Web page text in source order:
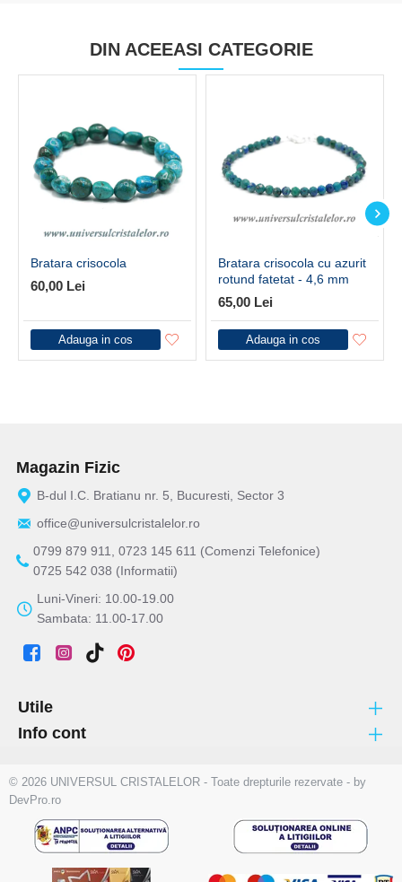
DIN ACEEASI CATEGORIE
Bratara crisocola
60,00 Lei
Adauga in cos
Bratara crisocola cu azurit
rotund fatetat - 4,6 mm
65,00 Lei
Adauga in cos
Magazin Fizic
B-dul I.C. Bratianu nr. 5, Bucuresti, Sector 3
office@universulcristalelor.ro
0799 879 911, 0723 145 611 (Comenzi Telefonice)
0725 542 038 (Informatii)
Luni-Vineri: 10.00-19.00
Sambata: 11.00-17.00
Utile
Info cont
© 2026 UNIVERSUL CRISTALELOR - Toate drepturile rezervate - by
DevPro.ro